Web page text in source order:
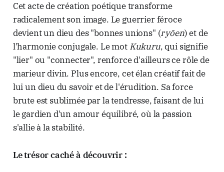
Cet acte de création poétique transforme
radicalement son image. Le guerrier féroce
devient un dieu des "bonnes unions" (ryōen) et de
l'harmonie conjugale. Le mot Kukuru, qui signifie
"lier" ou "connecter", renforce d'ailleurs ce rôle de
marieur divin. Plus encore, cet élan créatif fait de
lui un dieu du savoir et de l'érudition. Sa force
brute est sublimée par la tendresse, faisant de lui
le gardien d'un amour équilibré, où la passion
s'allie à la stabilité.
Le trésor caché à découvrir :